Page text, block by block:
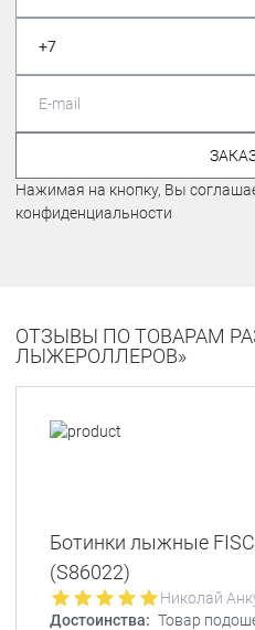
Нажимая на кнопку, Вы
конфиденциальности
ОТЗЫВЫ ПО ТОВАРАМ
ЛЫЖЕРОЛЛЕРОВ»
Ботинки лыжные
(S86022)
Николай
Достоинства: Товар